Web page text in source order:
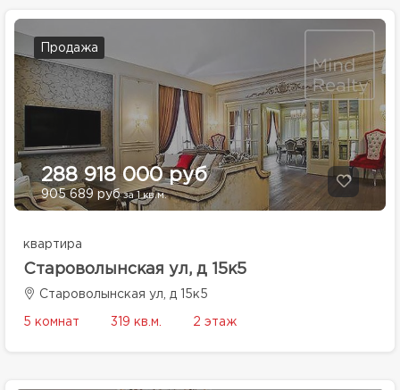
Продажа
288 918 000 руб
905 689 рубза 1 кв.м.
квартира
Староволынская ул, д 15к5
Староволынская ул, д 15к5
5 комнат 319 кв.м. 2 этаж